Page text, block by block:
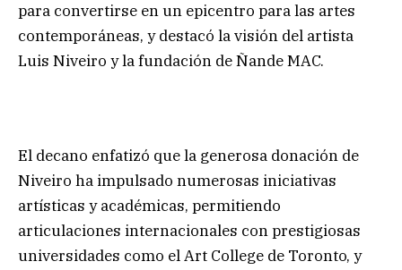
para convertirse en un epicentro para las artes
contemporáneas, y destacó la visión del artista
Luis Niveiro y la fundación de Ñande MAC.
El decano enfatizó que la generosa donación de
Niveiro ha impulsado numerosas iniciativas
artísticas y académicas, permitiendo
articulaciones internacionales con prestigiosas
universidades como el Art College de Toronto, y